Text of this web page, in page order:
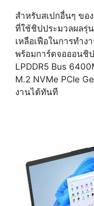
สำหรับสเปกอื่นๆ ขอ
ที่ใช้ชิปประมวลผลรุ่
เหลือเฟือในการทำง
พร้อมการ์ดจอออนชิ
LPDDR5 Bus
M.2 NVMe PCIe
งานได้ทันที